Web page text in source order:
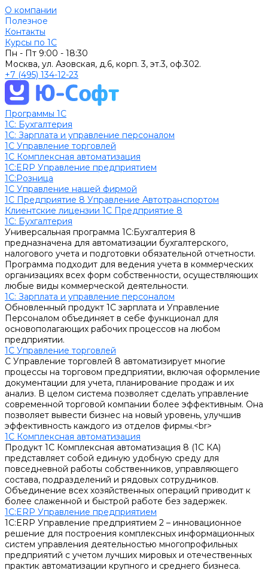
О компании
Полезное
Контакты
Курсы по 1С
Пн - Пт 9:00 - 18:30
Москва, ул. Азовская, д.6, корп. 3, эт.3, оф.302.
+7 (495) 134-12-23
Программы 1С
1C: Бухгалтерия
1С: Зарплата и управление персоналом
1С Управление торговлей
1С Комплексная автоматизация
1С:ERP Управление предприятием
1С:Розница
1С Управление нашей фирмой
1С Предприятие 8 Управление Автотранспортом
Клиентские лицензии 1С Предприятие 8
1C: Бухгалтерия
Универсальная программа 1С:Бухгалтерия 8
предназначена для автоматизации бухгалтерского,
налогового учета и подготовки обязательной отчетности.
Программа подходит для ведения учета в коммерческих
организациях всех форм собственности, осуществляющих
любые виды коммерческой деятельности.
1С: Зарплата и управление персоналом
Обновленный продукт 1С зарплата и Управление
Персоналом объединяет в себе функционал для
основополагающих рабочих процессов на любом
предприятии.
1С Управление торговлей
С Управление торговлей 8 автоматизирует многие
процессы на торговом предприятии, включая оформление
документации для учета, планирование продаж и их
анализ. В целом система позволяет сделать управление
современной торговой компании более эффективным. Она
позволяет вывести бизнес на новый уровень, улучшив
эффективность каждого из отделов фирмы.<br>
1С Комплексная автоматизация
Продукт 1С Комплексная автоматизация 8 (1С КА)
представляет собой единую удобную среду для
повседневной работы собственников, управляющего
состава, подразделений и рядовых сотрудников.
Объединение всех хозяйственных операций приводит к
более слаженной и быстрой работе без задержек.
1С:ERP Управление предприятием
1С:ERP Управление предприятием 2 – инновационное
решение для построения комплексных информационных
систем управления деятельностью многопрофильных
предприятий с учетом лучших мировых и отечественных
практик автоматизации крупного и среднего бизнеса.